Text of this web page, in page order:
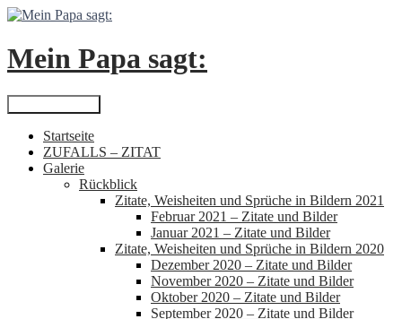
Zum
springen
Mein Papa sagt:
Suchen
Startseite
ZUFALLS – ZITAT
Galerie
Rückblick
Zitate, Weisheiten und Sprüche in Bildern 2021
Februar 2021 – Zitate und Bilder
Januar 2021 – Zitate und Bilder
Zitate, Weisheiten und Sprüche in Bildern 2020
Dezember 2020 – Zitate und Bilder
November 2020 – Zitate und Bilder
Oktober 2020 – Zitate und Bilder
September 2020 – Zitate und Bilder